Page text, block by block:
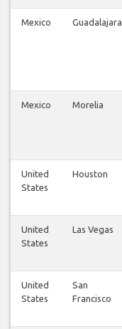
Mexico Guadalajara
Mexico Morelia
United
States
Houston
United
States
Las Vegas
United
States
San
Francisco